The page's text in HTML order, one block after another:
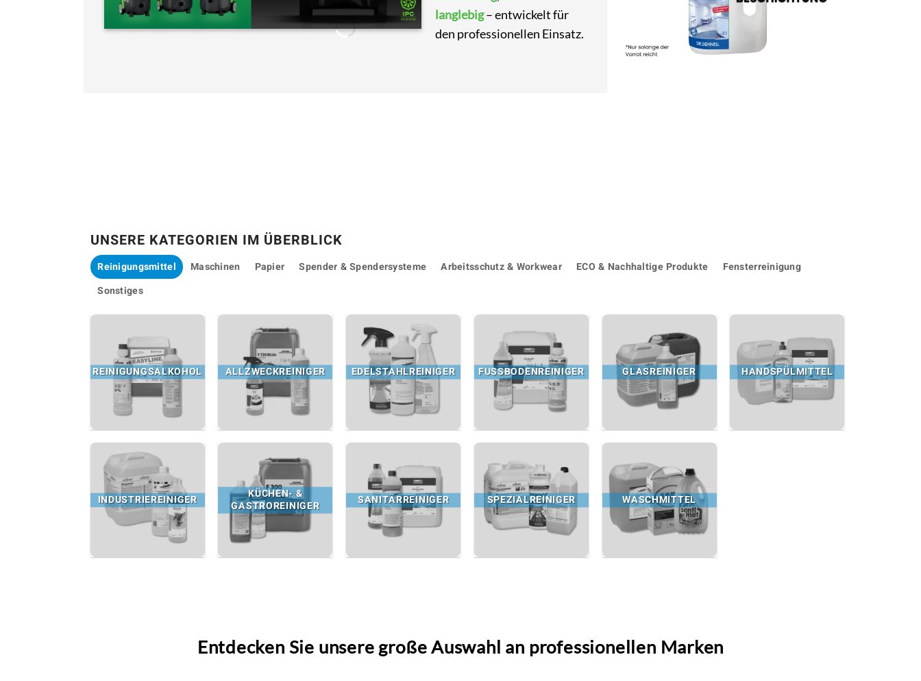
langlebig – entwickelt für
den professionellen Einsatz.
UNSERE KATEGORIEN IM ÜBERBLICK
Reinigungsmittel Maschinen Papier Spender & Spendersysteme Arbeitsschutz & Workwear ECO & Nachhaltige Produkte
Fensterreinigung
Sonstiges
REINIGUNGSALKOHOL ALLZWECKREINIGER EDELSTAHLREINIGER FUSSBODENREINIGER GLASREINIGER HANDSPÜLMITTEL
INDUSTRIEREINIGER
KÜCHEN- &
GASTROREINIGER
SANITÄRREINIGER SPEZIALREINIGER WASCHMITTEL
Entdecken Sie unsere große Auswahl an professionellen Marken